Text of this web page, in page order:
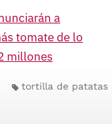
a
tomate de lo
millones
tortilla de patatas